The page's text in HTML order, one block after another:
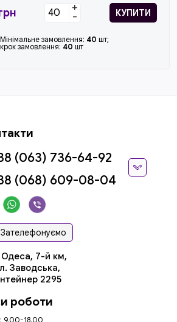
+
- КУПИТИ
Мінімальне замовлення: 40 шт;
крок замовлення: 40 шт
(063) 736-64-92
(068) 609-08-04
Зателефонуємо
7-й км,
Заводська,
2295
роботи
9.00-18.00